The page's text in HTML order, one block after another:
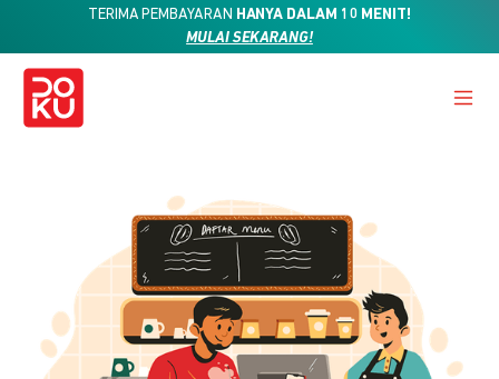
TERIMA PEMBAYARAN HANYA DALAM 10 MENIT!
MULAI SEKARANG!